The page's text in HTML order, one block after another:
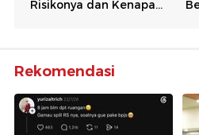
Rekomendasi